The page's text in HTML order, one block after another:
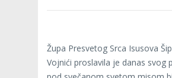
Župa Presvetog Srca Isusova
Vojnići proslavila je danas svog